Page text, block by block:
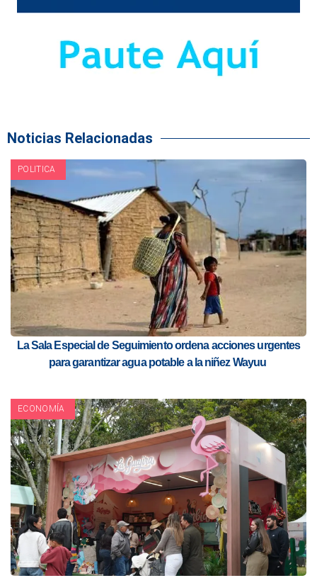
Noticias Relacionadas
POLITICA
La Sala Especial de Seguimiento ordena acciones urgentes
para garantizar agua potable a la niñez Wayuu
ECONOMÍA